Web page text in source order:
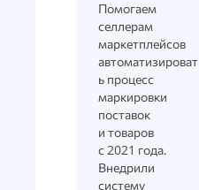
Помогаем
селлерам
маркетплейсов
автоматизироват
ь процесс
маркировки
поставок
и товаров
с 2021 года.
Внедрили
систему